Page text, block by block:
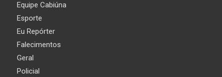
Equipe Cabiúna
Esporte
Eu Repórter
Falecimentos
Geral
Policial